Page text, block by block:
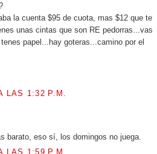
la cuenta $95 de cuota, mas $12 que te
unas cintas que son RE pedorras...vas
papel...hay goteras...camino por el
LAS 1:32 P.M.
barato, eso sí, los domingos no juega.
LAS 1:59 P.M.